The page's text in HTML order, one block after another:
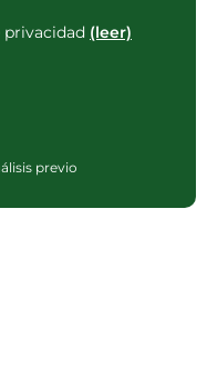
privacidad (leer)
previo